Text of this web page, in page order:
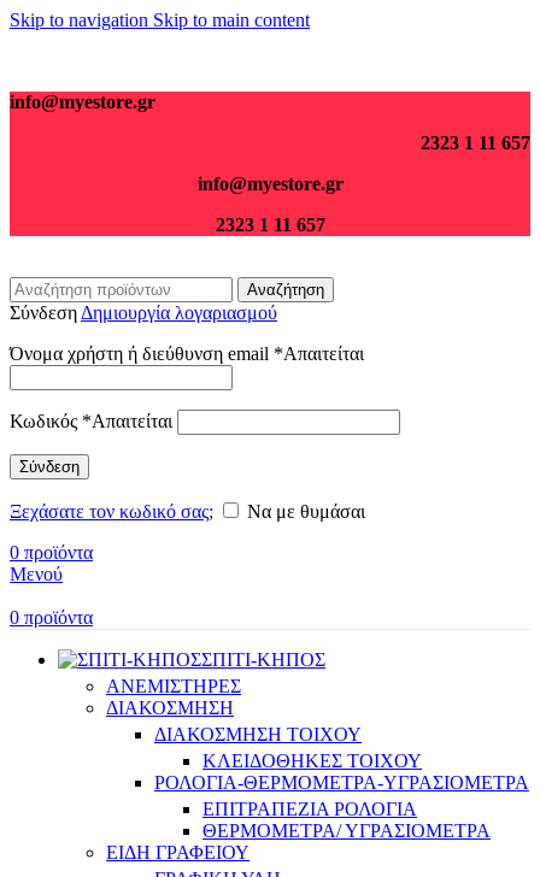
Skip to navigation Skip to main content
info@myestore.gr
2323 1 11 657
info@myestore.gr
2323 1 11 657
Αναζήτηση
Σύνδεση Δημιουργία λογαριασμού
Όνομα χρήστη ή διεύθυνση email *Απαιτείται
Κωδικός *Απαιτείται
Σύνδεση
Ξεχάσατε τον κωδικό σας;
Να με θυμάσαι
0 προϊόντα
Μενού
0 προϊόντα
ΣΠΙΤΙ-ΚΗΠΟΣ
ΑΝΕΜΙΣΤΗΡΕΣ
ΔΙΑΚΟΣΜΗΣΗ
ΔΙΑΚΟΣΜΗΣΗ ΤΟΙΧΟΥ
ΚΛΕΙΔΟΘΗΚΕΣ ΤΟΙΧΟΥ
ΡΟΛΟΓΙΑ-ΘΕΡΜΟΜΕΤΡΑ-ΥΓΡΑΣΙΟΜΕΤΡΑ
ΕΠΙΤΡΑΠΕΖΙΑ ΡΟΛΟΓΙΑ
ΘΕΡΜΟΜΕΤΡΑ/ ΥΓΡΑΣΙΟΜΕΤΡΑ
ΕΙΔΗ ΓΡΑΦΕΙΟΥ